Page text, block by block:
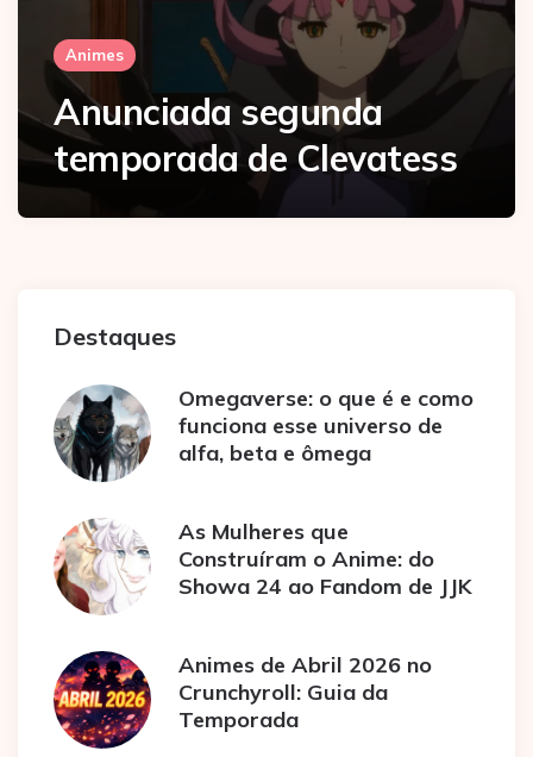
Animes
Anunciada segunda
temporada de Clevatess
Destaques
Omegaverse: o que é e como
funciona esse universo de
alfa, beta e ômega
As Mulheres que
Construíram o Anime: do
Showa 24 ao Fandom de JJK
Animes de Abril 2026 no
Crunchyroll: Guia da
Temporada